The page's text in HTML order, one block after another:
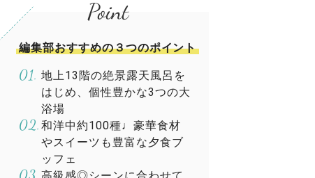
編集部おすすめの３つのポイント
地上13階の絶景露天風呂を
はじめ、個性豊かな3つの大
浴場
和洋中約100種♩豪華食材
やスイーツも豊富な夕食ブ
ッフェ